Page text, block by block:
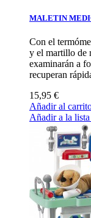
MALETIN
Con el
y el martillo de
examinarán a
recuperan
15,95 €
Añadir al
Añadir a la lista